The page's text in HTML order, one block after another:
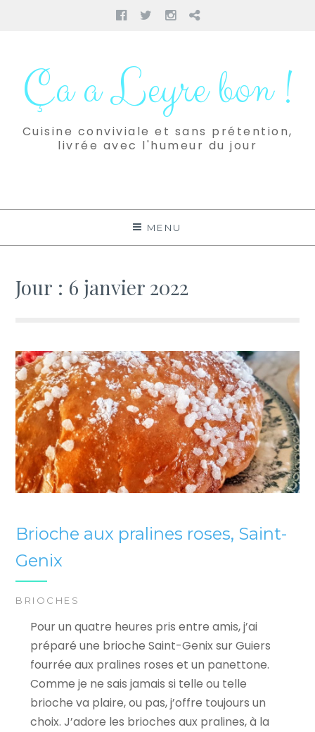
Facebook
TwitterInstagram
Pinterest
contenuÇa a Leyre bon !
Cuisine conviviale et sans prétention,
livrée avec l'humeur du jour
MENU
Jour : 6 janvier 2022
Brioche aux pralines roses, Saint-
Genix
BRIOCHES
Pour un quatre heures pris entre amis, j’ai
préparé une brioche Saint-Genix sur Guiers
fourrée aux pralines roses et un panettone.
Comme je ne sais jamais si telle ou telle
brioche va plaire, ou pas, j’offre toujours un
choix. J’adore les brioches aux pralines, à la